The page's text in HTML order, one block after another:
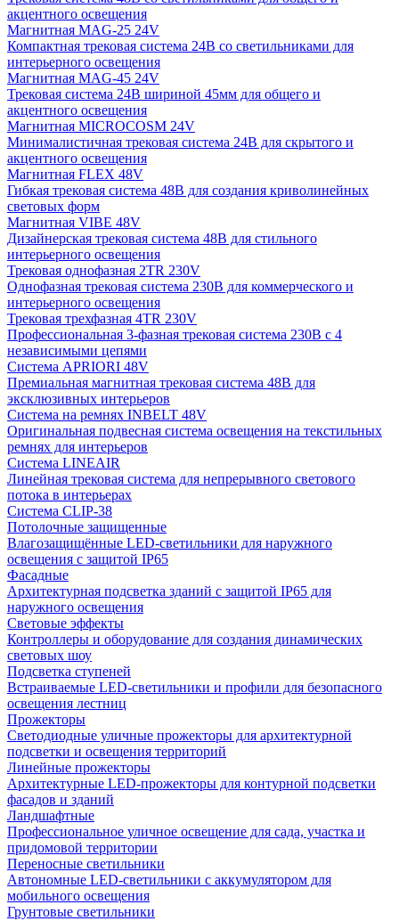
акцентного освещения
Магнитная MAG-25 24V
Компактная трековая система 24В со светильниками для
интерьерного освещения
Магнитная MAG-45 24V
Трековая система 24В шириной 45мм для общего и
акцентного освещения
Магнитная MICROCOSM 24V
Минималистичная трековая система 24В для скрытого и
акцентного освещения
Магнитная FLEX 48V
Гибкая трековая система 48В для создания криволинейных
световых форм
Магнитная VIBE 48V
Дизайнерская трековая система 48В для стильного
интерьерного освещения
Трековая однофазная 2TR 230V
Однофазная трековая система 230В для коммерческого и
интерьерного освещения
Трековая трехфазная 4TR 230V
Профессиональная 3-фазная трековая система 230В с 4
независимыми цепями
Система APRIORI 48V
Премиальная магнитная трековая система 48В для
эксклюзивных интерьеров
Система на ремнях INBELT 48V
Оригинальная подвесная система освещения на текстильных
ремнях для интерьеров
Система LINEAIR
Линейная трековая система для непрерывного светового
потока в интерьерах
Система CLIP-38
Потолочные защищенные
Влагозащищённые LED-светильники для наружного
освещения с защитой IP65
Фасадные
Архитектурная подсветка зданий с защитой IP65 для
наружного освещения
Световые эффекты
Контроллеры и оборудование для создания динамических
световых шоу
Подсветка ступеней
Встраиваемые LED-светильники и профили для безопасного
освещения лестниц
Прожекторы
Светодиодные уличные прожекторы для архитектурной
подсветки и освещения территорий
Линейные прожекторы
Архитектурные LED-прожекторы для контурной подсветки
фасадов и зданий
Ландшафтные
Профессиональное уличное освещение для сада, участка и
придомовой территории
Переносные светильники
Автономные LED-светильники с аккумулятором для
мобильного освещения
Грунтовые светильники